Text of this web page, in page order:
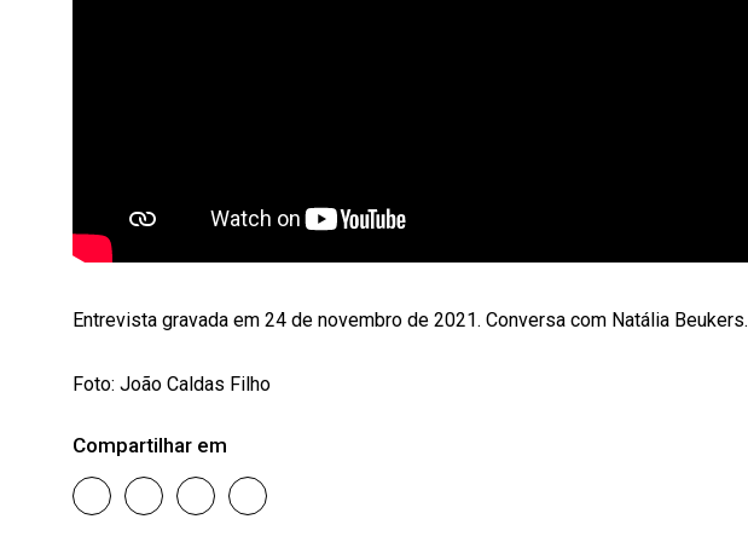
Entrevista gravada em 24 de novembro de 2021. Conversa com Natália Beukers.
Foto: João Caldas Filho
Compartilhar em